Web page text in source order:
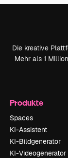
Die kreative
Mehr als 1
Produkte
Spaces
KI-Assistent
KI-Bildgenerator
KI-Videogenerator